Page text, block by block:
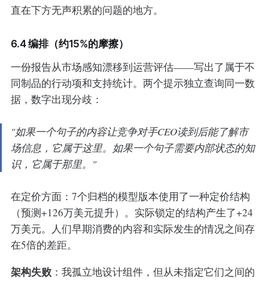
直在下方无声积累的问题的地方。
6.4 编排（约15%的摩擦）
一份报告从市场感知漂移到运营评估——写出了属于不
同制品的行动项和支持统计。两个提示独立查询同一数
据，数字出现分歧：
"如果一个句子的内容让竞争对手CEO读到后能了解市
场信息，它属于这里。如果一个句子需要内部状态的知
识，它属于那里。"
在定价方面：7个归档的模型版本使用了一种定价结构
（预测+126万美元提升）。实际锁定的结构产生了+24
万美元。人们早期消费的内容和实际发生的情况之间存
在5倍的差距。
架构失败：我孤立地设计组件，但从未指定它们之间的